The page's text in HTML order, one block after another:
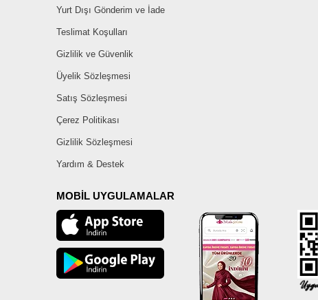
Yurt Dışı Gönderim ve İade
Teslimat Koşulları
Gizlilik ve Güvenlik
Üyelik Sözleşmesi
Satış Sözleşmesi
Çerez Politikası
Gizlilik Sözleşmesi
Yardım & Destek
MOBİL UYGULAMALAR